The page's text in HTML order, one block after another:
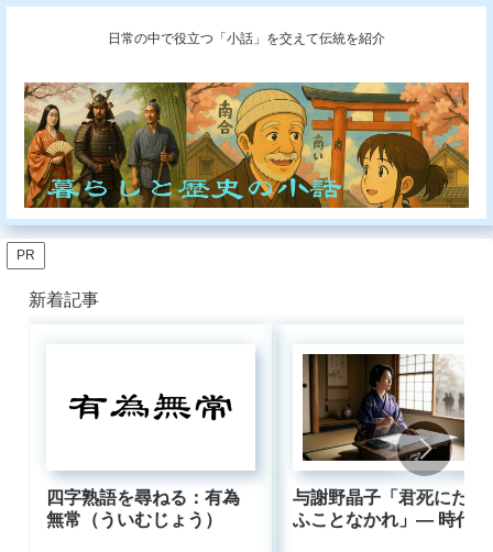
日常の中で役立つ「小話」を交えて伝統を紹介
PR
新着記事
四字熟語を尋ねる：有為
無常（ういむじょう）
与謝野晶子「君死にたま
ふことなかれ」― 時代に